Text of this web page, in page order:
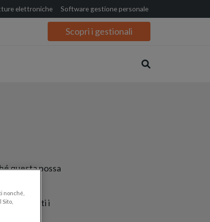
elettroniche Software gestione personale
Scopri i gestionali
questa possa
riguardanti i
nonché,